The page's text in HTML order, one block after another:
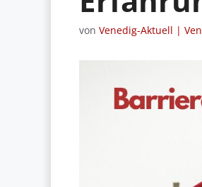
von Venedig-Aktuell |